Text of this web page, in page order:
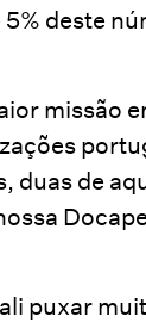
deste
missão
duas de
puxar